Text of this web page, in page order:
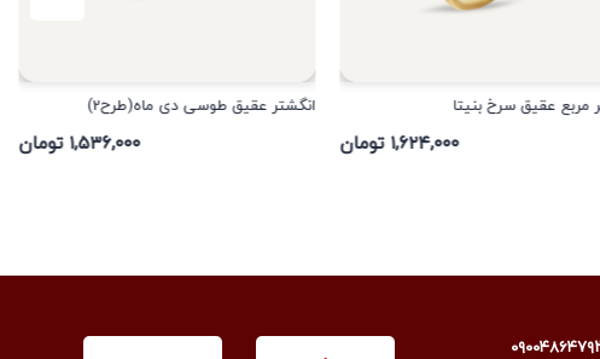
مربع عقیق سرخ بنیتا
۱,۶۲۴,۰۰۰ تومان
انگشتر عقیق طوسی دی ماه(طرح2)
۱,۵۳۶,۰۰۰ تومان